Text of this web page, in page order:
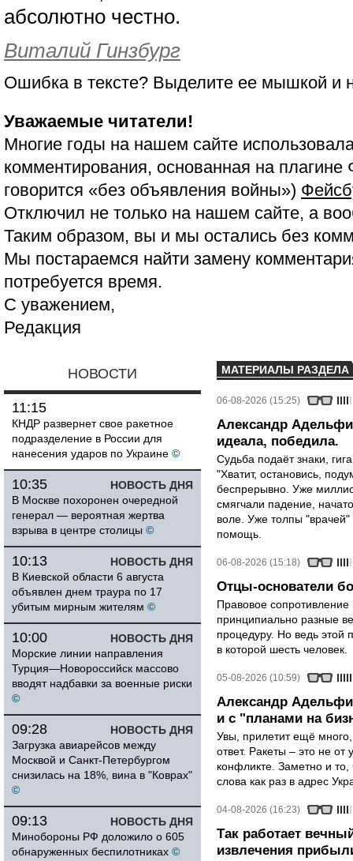
абсолютно честно.
Виталий Гинзбург
Ошибка в тексте? Выделите ее мышкой и
Уважаемые читатели!
Многие годы на нашем сайте
комментирования, основанная на
говорится «без объявления войны»)
Отключил не только на нашем сайте, а
Таким образом, вы и мы остались без
Мы постараемся найти замену
потребуется время.
С уважением,
Редакция
НОВОСТИ
11:15
КНДР развернет свое ракетное
подразделение в России для
нанесения ударов по Украине ©
НОВОСТЬ ДНЯ
10:35
В Москве похоронен очередной
генерал — вероятная жертва
взрыва в центре столицы ©
НОВОСТЬ ДНЯ
10:13
В Киевской области 6 августа
объявлен днем траура по 17
убитым мирным жителям ©
НОВОСТЬ ДНЯ
10:00
Морские линии направления
Турция—Новороссийск массово
вводят надбавки за военные риски
©
НОВОСТЬ ДНЯ
09:28
Загрузка авиарейсов между
Москвой и Санкт-Петербургом
снизилась на 18%, вина в "Коврах"
©
НОВОСТЬ ДНЯ
09:13
Минобороны РФ доложило о 605
обнаруженных беспилотниках ©
МАТЕРИАЛЫ РАЗДЕЛА
06-08-2026 (15:25)
Александр
идеала, победила.
Судьба подаёт знаки,
"Хватит, остановись,
беспрерывно. Уже
смягчали падение,
воле. Уже толпы
помощь.
06-08-2026 (15:18)
Отцы-основатели
Правовое
принципиально разные
процедуру. Но ведь этой
в которой шесть человек.
05-08-2026 (10:59)
Александр
и с "планами на
Увы, прилетит ещё
ответ. Ракеты – это не от
конфликте. Заметно и
слова как раз в адрес
04-08-2026 (16:23)
Так работает
извлечения